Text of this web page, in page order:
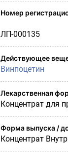
Номер
ЛП-000135
Действующее
Винпоцетин
Лекарственная
Концентрат для
Форма выпуска /
Концентрат